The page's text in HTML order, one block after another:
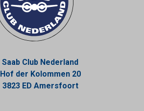
Saab Club Nederland
Hof der Kolommen 20
3823 ED Amersfoort